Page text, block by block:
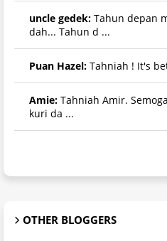
uncle gedek: Tahun depan
dah... Tahun d ...
Puan Hazel: Tahniah ! It's
Amie: Tahniah Amir.
kuri da ...
OTHER BLOGGERS